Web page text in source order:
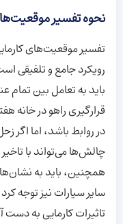
نحوه تفسیر
تفسیر موقعیت‌های
رویکرد جامع و تلفیقی
باید به تعامل بین تمام
قرارگیری راهو در
در روابط باشد، اما اگر
چالش‌ها می‌تواند با
همچنین، باید به
سایر سیارات نیز توجه
تاثیرات کارمایی به دست